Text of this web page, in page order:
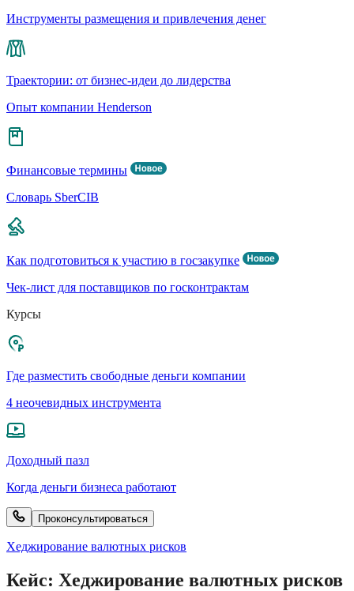
Инструменты размещения и привлечения денег
Траектории: от бизнес-идеи до лидерства
Опыт компании Henderson
Финансовые термины
Словарь SberCIB
Как подготовиться к участию в госзакупке
Чек-лист для поставщиков по госконтрактам
Курсы
Где разместить свободные деньги компании
4 неочевидных инструмента
Доходный пазл
Когда деньги бизнеса работают
Проконсультироваться
Хеджирование валютных рисков
Кейс: Хеджирование валютных рисков